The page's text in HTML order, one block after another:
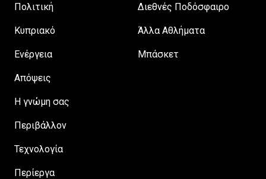
Πολιτική
Κυπριακό
Ενέργεια
Απόψεις
H γνώμη σας
Περιβάλλον
Τεχνολογία
Περίεργα
Διεθνές Ποδόσφαιρο
Άλλα Αθλήματα
Μπάσκετ